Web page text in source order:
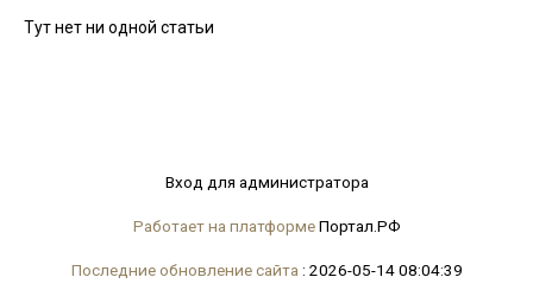
Тут нет ни одной статьи
Вход для администратора
Работает на платформеПортал.РФ
Последние обновление сайта : 2026-05-14 08:04:39